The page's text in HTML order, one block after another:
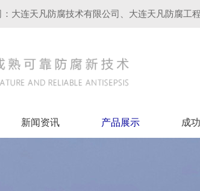
大连天凡防腐技术有限公司、大连天凡防腐工
新闻资讯 产品展示 成